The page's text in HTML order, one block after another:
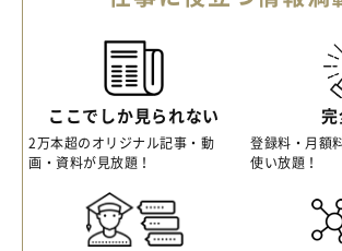
ここでしか見られない
2万本超のオリジナル記事・動
画・資料が見放題！
登録料・月額
使い放題！